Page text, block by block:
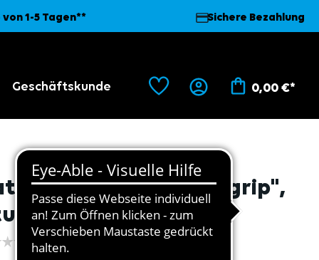
1-5 Tagen** Sichere Bezahlung
Geschäftskunde 0,00 €*
Handschuhe, "Magrip",
blau 7